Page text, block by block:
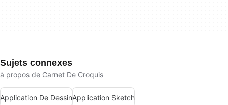
Sujets connexes
à propos de Carnet De Croquis
Application De DessinApplication Sketch